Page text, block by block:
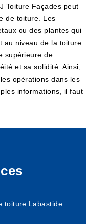
Toiture Façades peut
de toiture. Les
ou des plantes qui
au niveau de la toiture.
supérieure de
et sa solidité. Ainsi,
opérations dans les
informations, il faut
toiture Labastide